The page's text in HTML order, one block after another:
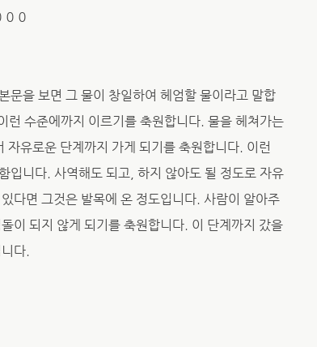
０
문을 보면 그 물이 창일하여 헤엄할 물이라고 말합
런 수준에까지 이르기를 축원합니다. 물을 헤쳐가는
유로운 단계까지 가게 되기를 축원합니다. 이런
입니다. 사역해도 되고, 하지 않아도 될 정도로 자유
다면 그것은 발목에 온 정도입니다. 사람이 알아주
이 되지 않게 되기를 축원합니다. 이 단계까지 갔을
다.